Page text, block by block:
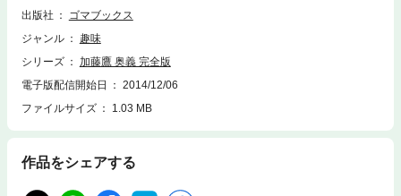
出版社
ゴマブックス
ジャンル
趣味
シリーズ
加藤鷹 奥義 完全版
電子版配信開始日
2014/12/06
ファイルサイズ
1.03 MB
作品をシェアする